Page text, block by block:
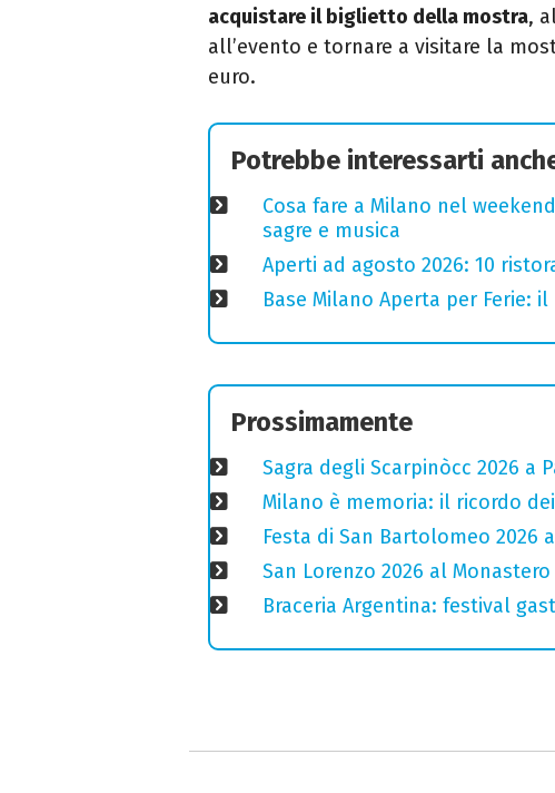
acquistare il biglietto della mostra,
all’evento e tornare a visitare la
euro.
Potrebbe interessarti
Cosa fare a Milano nel
sagre e musica
Aperti ad agosto 2026: 10
Base Milano Aperta per Ferie:
Prossimamente
Sagra degli Scarpinòcc 2026 a
Milano è memoria: il ricordo
Festa di San Bartolomeo
San Lorenzo 2026 al
Braceria Argentina: festival